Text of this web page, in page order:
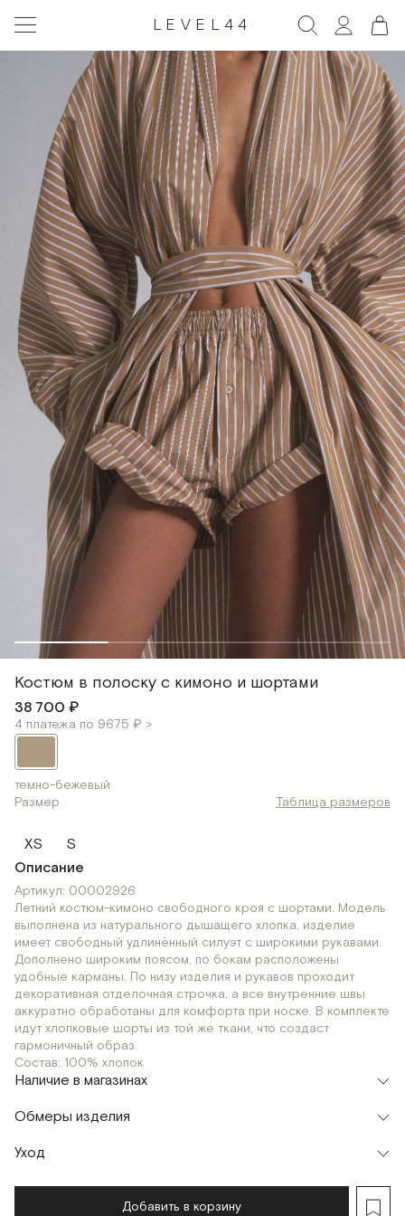
LEVEL44
Костюм в полоску с кимоно и шортами
38 700 ₽
4 платежа по 9675 ₽ >
темно-бежевый
Размер
Таблица размеров
XS
S
Описание
Артикул: 00002926
Летний костюм-кимоно свободного кроя с шортами. Модель
выполнена из натурального дышащего хлопка, изделие
имеет свободный удлинённый силуэт с широкими рукавами.
Дополнено широким поясом, по бокам расположены
удобные карманы. По низу изделия и рукавов проходит
декоративная отделочная строчка, а все внутренние швы
аккуратно обработаны для комфорта при носке. В комплекте
идут хлопковые шорты из той же ткани, что создаст
гармоничный образ.
Состав: 100% хлопок
Наличие в магазинах
Флагман
г. Москва, Малая Бронная 16
XS
г. Москва, Малая Бронная 24/3
XSS
Обмеры изделия
Уход
Добавить в корзину